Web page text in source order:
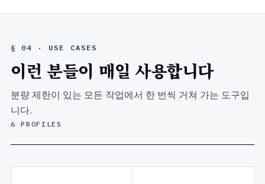
§ 04 · USE CASES
이런 분들이 매일 사용합니다
분량 제한이 있는 모든 작업에서 한 번씩 거쳐 가는 도구입
니다.
6 PROFILES